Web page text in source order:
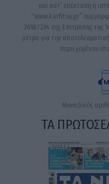
και κατ’ επέκταση η
“www.karfitsa.gr”
2018/334 της Επιτροπής της
μέτρα για την
περιεχομένου
Μοναδικός
ΤΑ